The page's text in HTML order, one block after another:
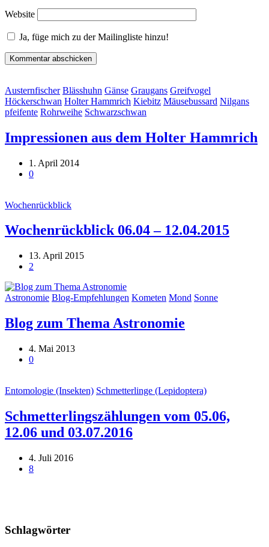
Website
Ja, füge mich zu der Mailingliste hinzu!
Austernfischer Blässhuhn Gänse Graugans Greifvogel
Höckerschwan Holter Hammrich Kiebitz Mäusebussard Nilgans
pfeifente Rohrweihe Schwarzschwan
Impressionen aus dem Holter Hammrich
1. April 2014
0
Wochenrückblick
Wochenrückblick 06.04 – 12.04.2015
13. April 2015
2
Astronomie Blog-Empfehlungen Kometen Mond Sonne
Blog zum Thema Astronomie
4. Mai 2013
0
Entomologie (Insekten) Schmetterlinge (Lepidoptera)
Schmetterlingszählungen vom 05.06,
12.06 und 03.07.2016
4. Juli 2016
8
Schlagwörter